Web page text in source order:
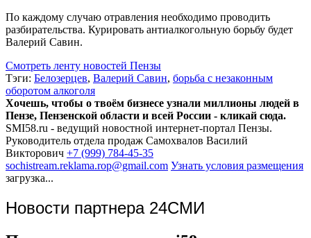
По каждому случаю отравления необходимо проводить
разбирательства. Курировать антиалкогольную борьбу будет
Валерий Савин.
Смотреть ленту новостей Пензы
Тэги: Белозерцев, Валерий Савин, борьба с незаконным
оборотом алкоголя
Хочешь, чтобы о твоём бизнесе узнали миллионы людей в
Пензе, Пензенской области и всей России - кликай сюда.
SMI58.ru - ведущий новостной интернет-портал Пензы.
Руководитель отдела продаж Самохвалов Василий
Викторович +7 (999) 784-45-35
sochistream.reklama.rop@gmail.com Узнать условия размещения
загрузка...
Новости партнера 24СМИ